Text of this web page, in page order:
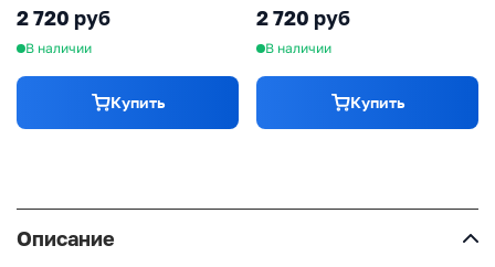
2 720 руб
В наличии
Купить
2 720 руб
В наличии
Купить
Описание